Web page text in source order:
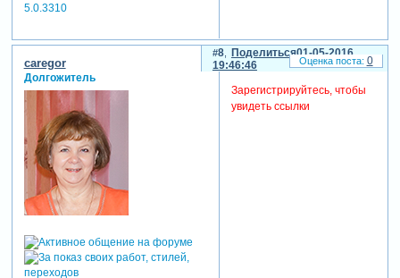
5.0.3310
Поделиться
8
01-05-2016
19:46:46
caregor
Долгожитель
Зарегистрируйтесь, чтобы
увидеть ссылки
0